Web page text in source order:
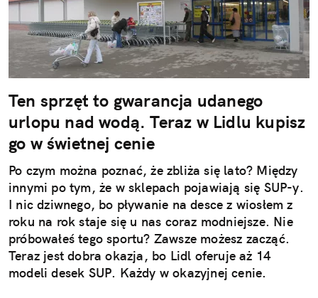
Ten sprzęt to gwarancja udanego
urlopu nad wodą. Teraz w Lidlu kupisz
go w świetnej cenie
Po czym można poznać, że zbliża się lato? Między
innymi po tym, że w sklepach pojawiają się SUP-y.
I nic dziwnego, bo pływanie na desce z wiosłem z
roku na rok staje się u nas coraz modniejsze. Nie
próbowałeś tego sportu? Zawsze możesz zacząć.
Teraz jest dobra okazja, bo Lidl oferuje aż 14
modeli desek SUP. Każdy w okazyjnej cenie.